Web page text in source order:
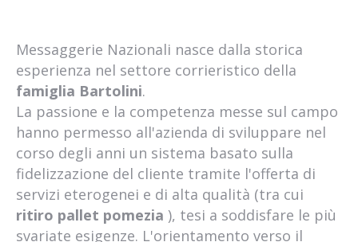
Messaggerie Nazionali nasce dalla storica
esperienza nel settore corrieristico della
famiglia Bartolini.
La passione e la competenza messe sul campo
hanno permesso all'azienda di sviluppare nel
corso degli anni un sistema basato sulla
fidelizzazione del cliente tramite l'offerta di
servizi eterogenei e di alta qualità (tra cui
ritiro pallet pomezia ), tesi a soddisfare le più
svariate esigenze. L'orientamento verso il